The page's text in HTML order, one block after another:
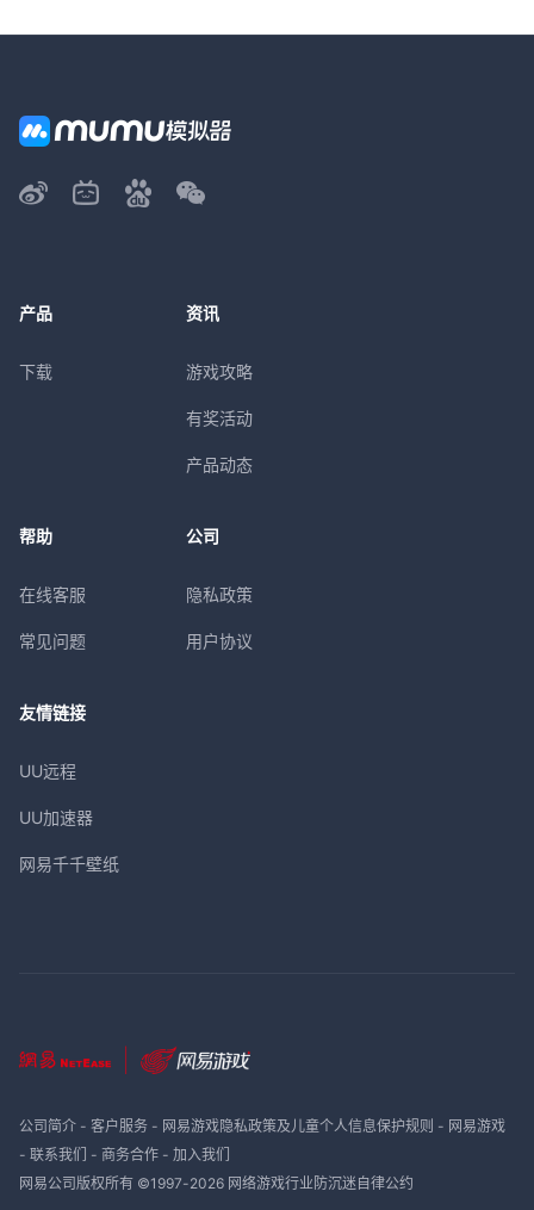
产品
下载
资讯
游戏攻略
有奖活动
产品动态
帮助
在线客服
常见问题
公司
隐私政策
用户协议
友情链接
UU远程
UU加速器
网易千千壁纸
公司简介- 客户服务- 网易游戏隐私政策及儿童个人信息保护规则 - 网易游戏
- 联系我们 - 商务合作- 加入我们
网易公司版权所有 ©1997-2026 网络游戏行业防沉迷自律公约